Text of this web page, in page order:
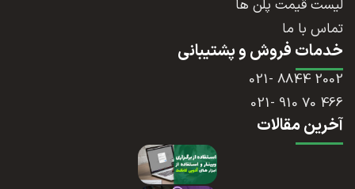
لیست قیمت پلن ها
تماس با ما
خدمات فروش و پشتیبانی
2002 8844 -021
466 70 910 -021
آخرین مقالات